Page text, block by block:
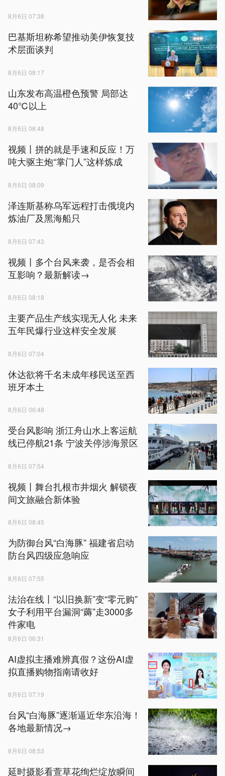
8月6日 07:38
巴基斯坦称希望推动美伊恢复技
术层面谈判
8月6日 08:17
山东发布高温橙色预警 局部达
40℃以上
8月6日 08:48
视频丨拼的就是手速和反应！万
吨大驱主炮“掌门人”这样炼成
8月6日 08:09
泽连斯基称乌军远程打击俄境内
炼油厂及黑海船只
8月6日 07:43
视频丨多个台风来袭，是否会相
互影响？最新解读→
8月6日 08:18
主要产品生产线实现无人化 未来
五年民爆行业这样安全发展
8月6日 07:04
休达欲将千名未成年移民送至西
班牙本土
8月6日 06:48
受台风影响 浙江舟山水上客运航
线已停航21条 宁波关停涉海景区
8月6日 07:54
视频丨舞台扎根市井烟火 解锁夜
间文旅融合新体验
8月6日 08:45
为防御台风“白海豚” 福建省启动
防台风四级应急响应
8月6日 07:55
法治在线丨“以旧换新”变“零元购”
女子利用平台漏洞“薅”走3000多
件家电
8月6日 06:31
AI虚拟主播难辨真假？这份AI虚
拟直播购物指南请收好
8月6日 07:19
台风“白海豚”逐渐逼近华东沿海！
各地最新情况→
8月6日 08:53
延时摄影看萱草花绚烂绽放瞬间